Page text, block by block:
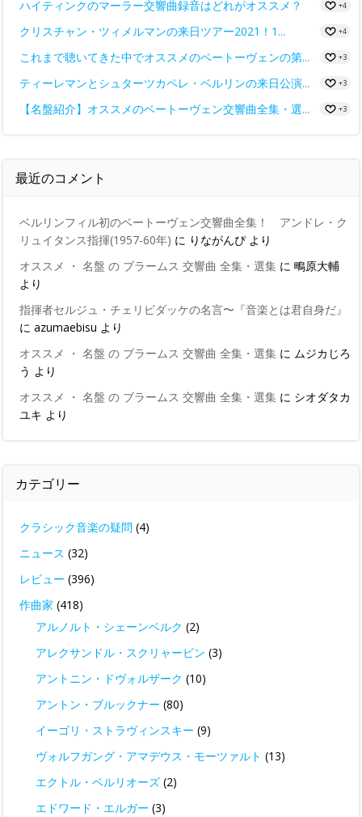
ハイティンクのマーラー交響曲録音はどれがオススメ？ +4
クリスチャン・ツィメルマンの来日ツアー2021！1... +4
これまで聴いてきた中でオススメのベートーヴェンの第... +3
ティーレマンとシュターツカペレ・ベルリンの来日公演... +3
【名盤紹介】オススメのベートーヴェン交響曲全集・選... +3
最近のコメント
ベルリンフィル初のベートーヴェン交響曲全集！ アンドレ・ク
リュイタンス指揮(1957-60年) に りながんぴより
オススメ ・ 名盤 の ブラームス 交響曲 全集・選集 に 鴫原大輔
より
指揮者セルジュ・チェリビダッケの名言〜『音楽とは君自身だ』
に azumaebisu より
オススメ ・ 名盤 の ブラームス 交響曲 全集・選集 に ムジカじろ
う より
オススメ ・ 名盤 の ブラームス 交響曲 全集・選集 に シオダタカ
ユキ より
カテゴリー
クラシック音楽の疑問 (4)
ニュース (32)
レビュー (396)
作曲家 (418)
アルノルト・シェーンベルク (2)
アレクサンドル・スクリャービン (3)
アントニン・ドヴォルザーク (10)
アントン・ブルックナー (80)
イーゴリ・ストラヴィンスキー (9)
ヴォルフガング・アマデウス・モーツァルト (13)
エクトル・ベルリオーズ (2)
エドワード・エルガー (3)